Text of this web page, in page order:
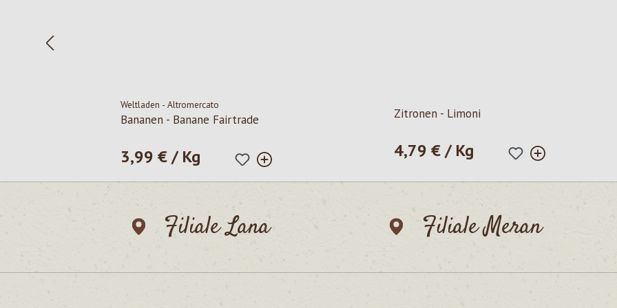
Weltladen - Altromercato
Bananen - Banane Fairtrade
Regulärer Preis:
3,99 € / Kg
Zitronen - Limoni
Regulärer Preis:
4,79 € / Kg
Filiale Lana Filiale Meran